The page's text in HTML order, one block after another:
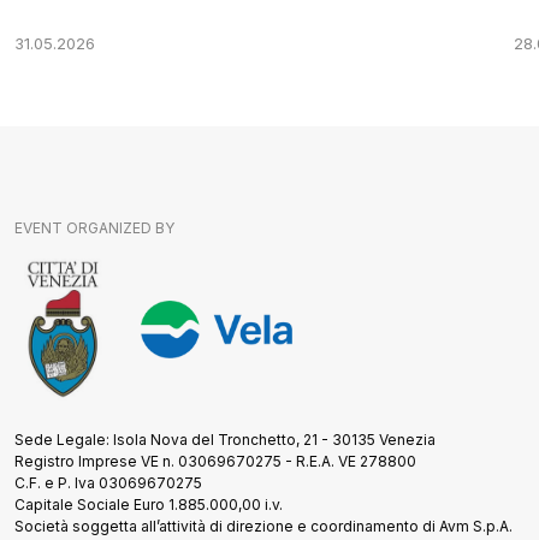
31.05.2026
EVENT ORGANIZED BY
Sede Legale: Isola Nova del Tronchetto, 21 - 30135 Venezia
Registro Imprese VE n. 03069670275 - R.E.A. VE 278800
C.F. e P. Iva 03069670275
Capitale Sociale Euro 1.885.000,00 i.v.
Società soggetta all’attività di direzione e coordinamento di Avm S.p.A.